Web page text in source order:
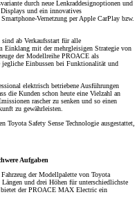
durch neue Lenkraddesignoptionen und
und ein innovatives
Vernetzung per Apple CarPlay bzw.
ab Verkaufsstart für alle
Einklang mit der mehrgleisigen Strategie von
der Modellreihe PROACE als
jegliche Einbussen bei Funktionalität und
elektrisch betriebene Ausführungen
die Kunden schon heute eine Vielzahl an
rascher zu senken und so einen
zu gewährleisten.
Safety Sense Technologie ausgestattet,
Aufgaben
der Modellpalette von Toyota
und drei Höhen für unterschiedlichste
bietet der PROACE MAX Electric ein